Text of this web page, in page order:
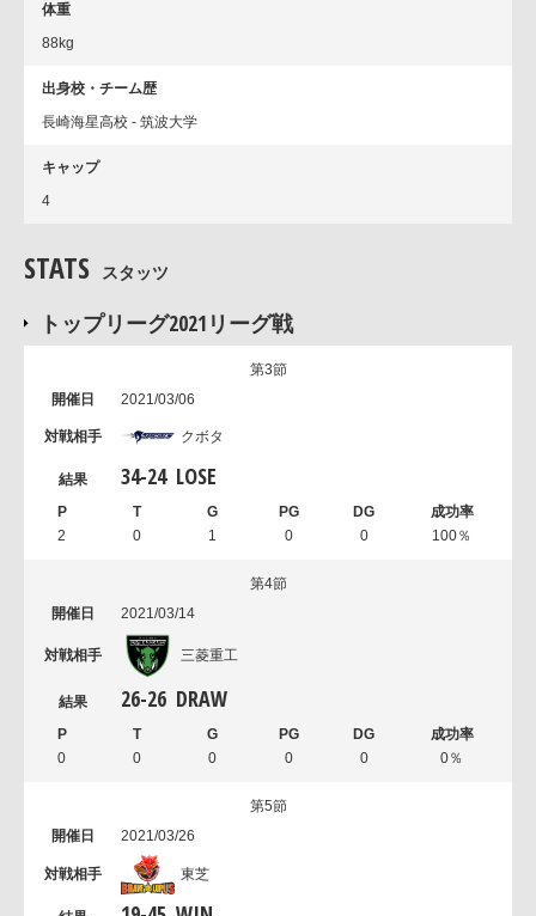
体重
88kg
出身校・チーム歴
長崎海星高校 - 筑波大学
キャップ
4
STATS スタッツ
トップリーグ2021リーグ戦
第3節
2021/03/06
クボタ
34-24 LOSE
2 0 1 0 0 100％
第4節
2021/03/14
三菱重工
26-26 DRAW
0 0 0 0 0 0％
第5節
2021/03/26
東芝